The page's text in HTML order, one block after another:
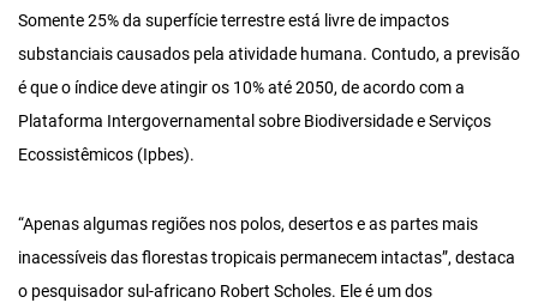
Somente 25% da superfície terrestre está livre de impactos
substanciais causados pela atividade humana. Contudo, a previsão
é que o índice deve atingir os 10% até 2050, de acordo com a
Plataforma Intergovernamental sobre Biodiversidade e Serviços
Ecossistêmicos (Ipbes).
“Apenas algumas regiões nos polos, desertos e as partes mais
inacessíveis das florestas tropicais permanecem intactas”, destaca
o pesquisador sul-africano Robert Scholes. Ele é um dos